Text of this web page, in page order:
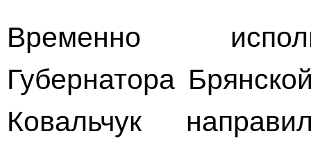
Временно
Губернатора
Ковальчук